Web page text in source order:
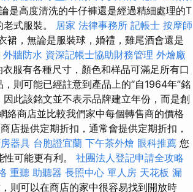
是高度清洗的牛仔褲還是經過精細處理的T
式服裝。
居家 法律事務所 記帳士 按摩師
裙，無論是服裝球，婚禮，雞尾酒會還是
外牆防水 資深記帳士協助財務管理 外燴廠
衣服有各種尺寸，顏色和样品可滿足所有口
則可能已經註意到產品上的“自1964年”銘
此該銘文並不表示品牌建立年份，而是創
絡商店並比較我們家中每個轉售商的價格
店提供定期折扣，通常會提供定期折扣，
器具 台胞證宜蘭 下午茶外燴 眼科推薦 您
可能更有利。 社團法人登記申請全攻略
重聽 助聽器 長照中心 單人房 天花板 漏
則可以在商店的家中很容易找到開放時